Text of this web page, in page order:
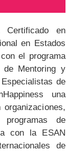
Certificado en
en Estados
el programa
de Mentoring y
de
una
de
con la ESAN
de